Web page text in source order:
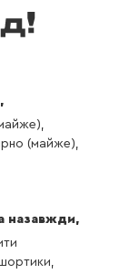
(майже),
назавжди,